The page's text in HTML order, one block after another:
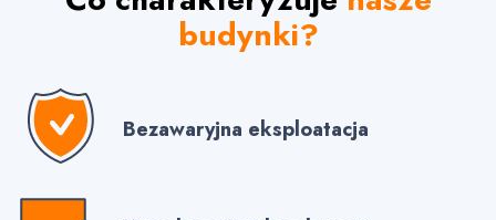
budynki?
Bezawaryjna eksploatacja